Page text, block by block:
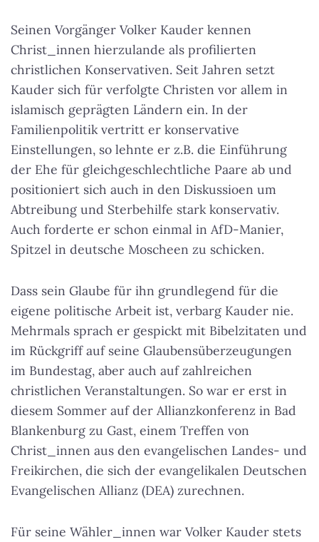
Seinen Vorgänger Volker Kauder kennen
Christ_innen hierzulande als profilierten
christlichen Konservativen. Seit Jahren setzt
Kauder sich für verfolgte Christen vor allem in
islamisch geprägten Ländern ein. In der
Familienpolitik vertritt er konservative
Einstellungen, so lehnte er z.B. die Einführung
der Ehe für gleichgeschlechtliche Paare ab und
positioniert sich auch in den Diskussioen um
Abtreibung und Sterbehilfe stark konservativ.
Auch forderte er schon einmal in AfD-Manier,
Spitzel in deutsche Moscheen zu schicken.
Dass sein Glaube für ihn grundlegend für die
eigene politische Arbeit ist, verbarg Kauder nie.
Mehrmals sprach er gespickt mit Bibelzitaten und
im Rückgriff auf seine Glaubensüberzeugungen
im Bundestag, aber auch auf zahlreichen
christlichen Veranstaltungen. So war er erst in
diesem Sommer auf der Allianzkonferenz in Bad
Blankenburg zu Gast, einem Treffen von
Christ_innen aus den evangelischen Landes- und
Freikirchen, die sich der evangelikalen Deutschen
Evangelischen Allianz (DEA) zurechnen.
Für seine Wähler_innen war Volker Kauder stets